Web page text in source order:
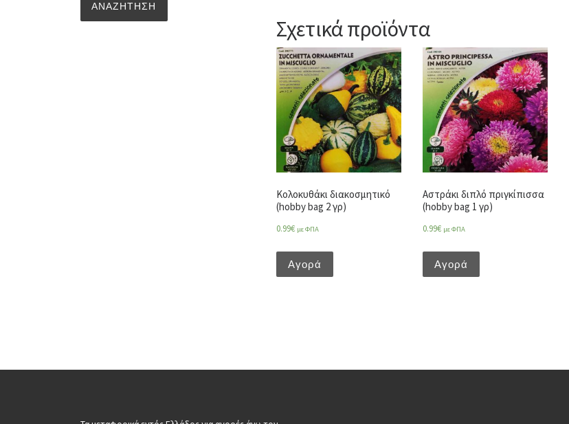
Σχετικά προϊόντα
Κολοκυθάκι διακοσμητικό
(hobby bag 2 γρ)
0.99€ με ΦΠΑ
Αγορά
Αστράκι διπλό πριγκίπισσα
(hobby bag 1 γρ)
0.99€ με ΦΠΑ
Αγορά
ΑΝΑΖΉΤΗΣΗ